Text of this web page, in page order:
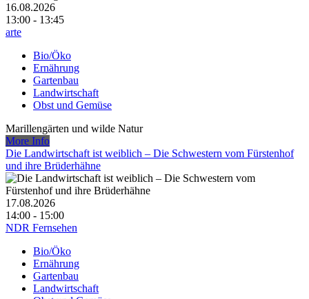
16.08.2026
13:00 - 13:45
arte
Bio/Öko
Ernährung
Gartenbau
Landwirtschaft
Obst und Gemüse
Marillengärten und wilde Natur
More Info
Die Landwirtschaft ist weiblich – Die Schwestern vom Fürstenhof
und ihre Brüderhähne
17.08.2026
14:00 - 15:00
NDR Fernsehen
Bio/Öko
Ernährung
Gartenbau
Landwirtschaft